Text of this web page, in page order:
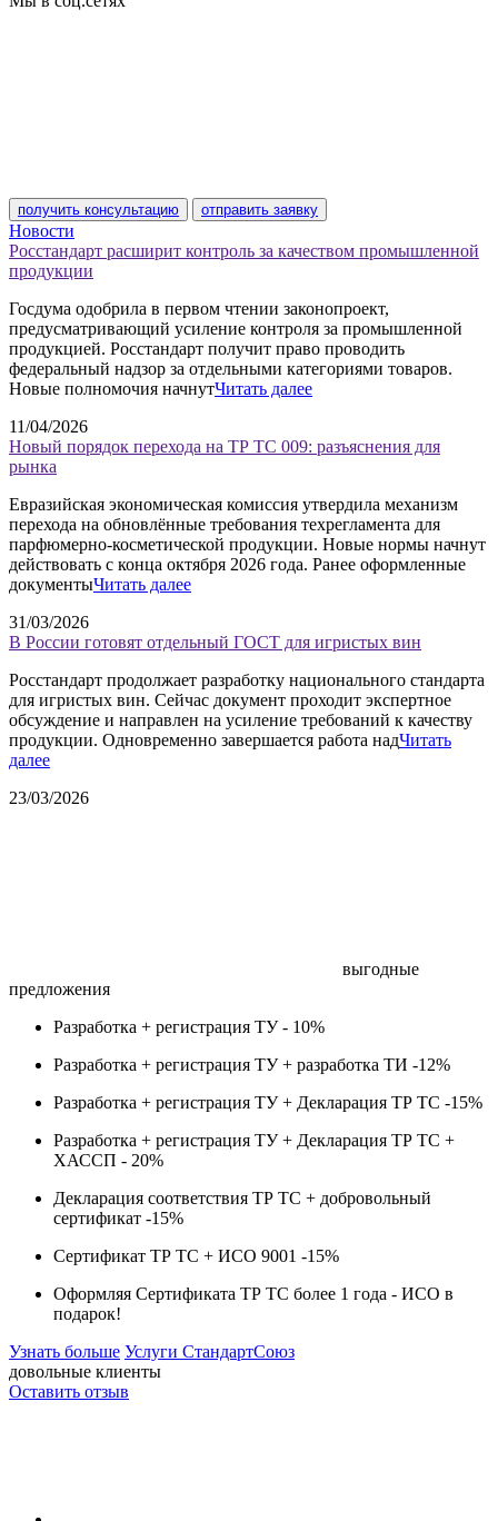
получить консультацию отправить заявку
Новости
Росстандарт расширит контроль за качеством промышленной
продукции
Госдума одобрила в первом чтении законопроект,
предусматривающий усиление контроля за промышленной
продукцией. Росстандарт получит право проводить
федеральный надзор за отдельными категориями товаров.
Новые полномочия начнутЧитать далее
11/04/2026
Новый порядок перехода на ТР ТС 009: разъяснения для
рынка
Евразийская экономическая комиссия утвердила механизм
перехода на обновлённые требования техрегламента для
парфюмерно-косметической продукции. Новые нормы начнут
действовать с конца октября 2026 года. Ранее оформленные
документыЧитать далее
31/03/2026
В России готовят отдельный ГОСТ для игристых вин
Росстандарт продолжает разработку национального стандарта
для игристых вин. Сейчас документ проходит экспертное
обсуждение и направлен на усиление требований к качеству
продукции. Одновременно завершается работа надЧитать
далее
23/03/2026
выгодные
предложения
Разработка + регистрация ТУ - 10%
Разработка + регистрация ТУ + разработка ТИ -12%
Разработка + регистрация ТУ + Декларация ТР ТС -15%
Разработка + регистрация ТУ + Декларация ТР ТС +
ХАССП - 20%
Декларация соответствия ТР ТС + добровольный
сертификат -15%
Сертификат ТР ТС + ИСО 9001 -15%
Оформляя Сертификата ТР ТС более 1 года - ИСО в
подарок!
Узнать больше Услуги СтандартСоюз
довольные клиенты
Оставить отзыв